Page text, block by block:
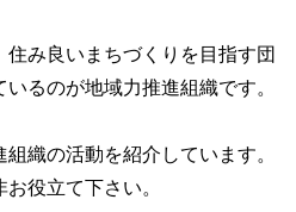
み良いまちづくりを目指す団
るのが地域力推進組織です。
織の活動を紹介しています。
役立て下さい。